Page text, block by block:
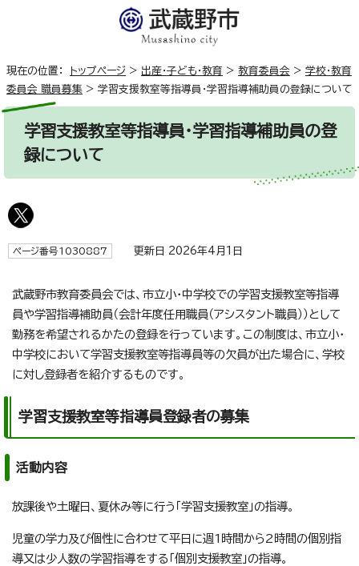
現在の位置： トップページ > 出産・子ども・教育 > 教育委員会 > 学校・教育
委員会 職員募集 > 学習支援教室等指導員・学習指導補助員の登録について
学習支援教室等指導員・学習指導補助員の登
録について
ページ番号1030887 更新日 2026年4月1日
武蔵野市教育委員会では、市立小・中学校での学習支援教室等指導
員や学習指導補助員（会計年度任用職員（アシスタント職員））として
勤務を希望されるかたの登録を行っています。この制度は、市立小・
中学校において学習支援教室等指導員等の欠員が出た場合に、学校
に対し登録者を紹介するものです。
学習支援教室等指導員登録者の募集
活動内容
放課後や土曜日、夏休み等に行う「学習支援教室」の指導。
児童の学力及び個性に合わせて平日に週1時間から2時間の個別指
導又は少人数の学習指導をする「個別支援教室」の指導。